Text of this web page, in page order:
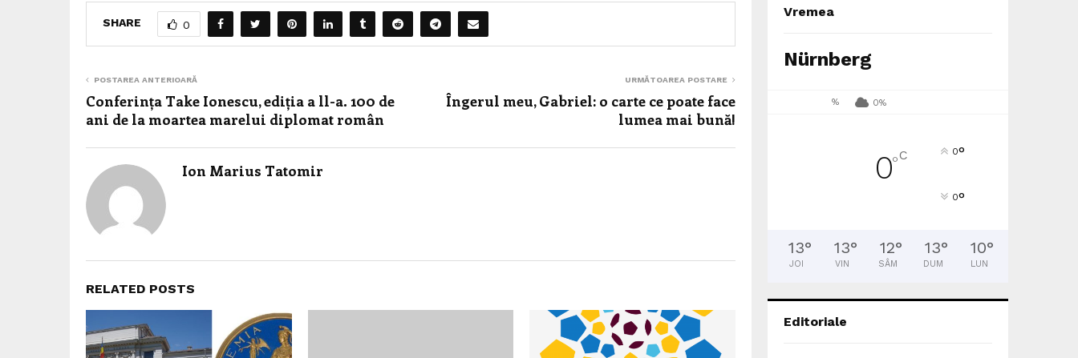
SHARE 0
POSTAREA ANTERIOARĂ
Conferința Take Ionescu, ediția a ll-a. 100 de
ani de la moartea marelui diplomat român
URMĂTOAREA POSTARE
Îngerul meu, Gabriel: o carte ce poate face
lumea mai bună!
Ion Marius Tatomir
RELATED POSTS
Vremea
Nürnberg
% 0%
0°C 0°
0°
13°
JOI
13°
VIN
12°
SÂM
13°
DUM
10°
LUN
Editoriale